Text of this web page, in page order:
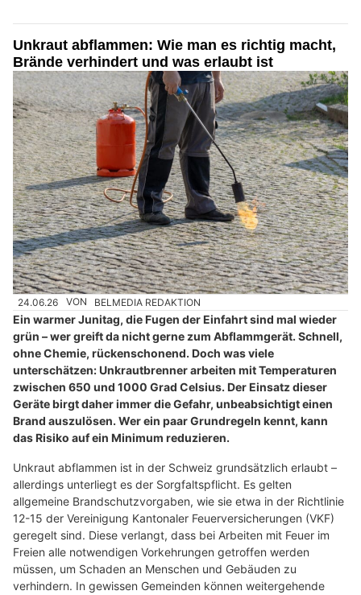
Unkraut abflammen: Wie man es richtig macht,
Brände verhindert und was erlaubt ist
24.06.26 VON BELMEDIA REDAKTION
Ein warmer Junitag, die Fugen der Einfahrt sind mal wieder
grün – wer greift da nicht gerne zum Abflammgerät. Schnell,
ohne Chemie, rückenschonend. Doch was viele
unterschätzen: Unkrautbrenner arbeiten mit Temperaturen
zwischen 650 und 1000 Grad Celsius. Der Einsatz dieser
Geräte birgt daher immer die Gefahr, unbeabsichtigt einen
Brand auszulösen. Wer ein paar Grundregeln kennt, kann
das Risiko auf ein Minimum reduzieren.
Unkraut abflammen ist in der Schweiz grundsätzlich erlaubt –
allerdings unterliegt es der Sorgfaltspflicht. Es gelten
allgemeine Brandschutzvorgaben, wie sie etwa in der Richtlinie
12-15 der Vereinigung Kantonaler Feuerversicherungen (VKF)
geregelt sind. Diese verlangt, dass bei Arbeiten mit Feuer im
Freien alle notwendigen Vorkehrungen getroffen werden
müssen, um Schaden an Menschen und Gebäuden zu
verhindern. In gewissen Gemeinden können weitergehende